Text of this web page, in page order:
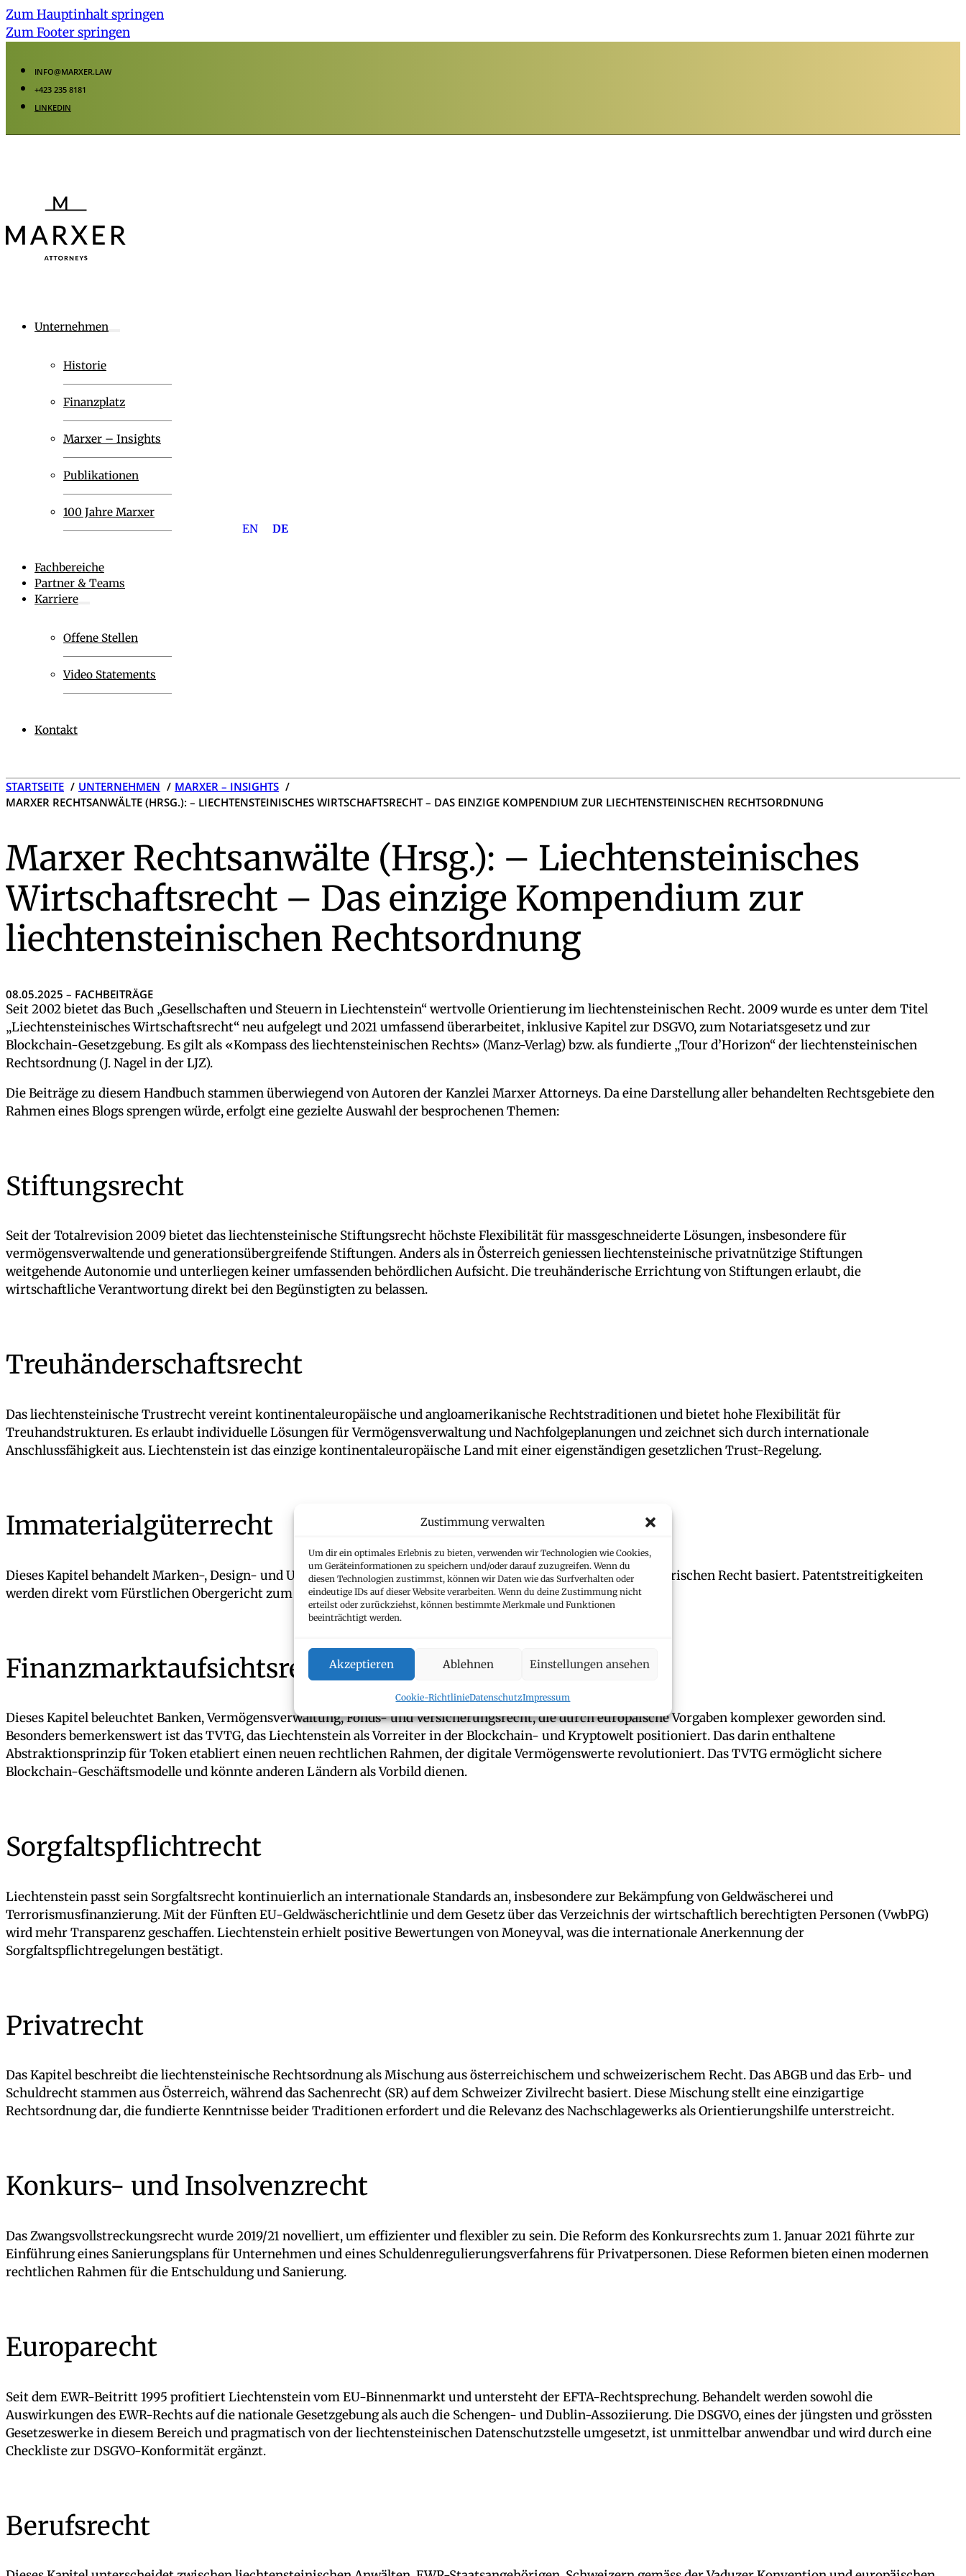
Zustimmung verwalten
Um dir ein optimales Erlebnis zu bieten, verwenden wir Technologien wie Cookies,
um Geräteinformationen zu speichern und/oder darauf zuzugreifen. Wenn du
diesen Technologien zustimmst, können wir Daten wie das Surfverhalten oder
eindeutige IDs auf dieser Website verarbeiten. Wenn du deine Zustimmung nicht
erteilst oder zurückziehst, können bestimmte Merkmale und Funktionen
beeinträchtigt werden.
Akzeptieren Ablehnen Einstellungen ansehen
Cookie-RichtlinieDatenschutzImpressum
Zum Hauptinhalt springen
Zum Footer springen
INFO@MARXER.LAW
+423 235 8181
LINKEDIN
Unternehmen
Historie
Finanzplatz
Marxer – Insights
Publikationen
100 Jahre Marxer
Fachbereiche
Partner & Teams
Karriere
Offene Stellen
Video Statements
Kontakt
EN DE
STARTSEITE UNTERNEHMEN
MARXER – INSIGHTS
MARXER RECHTSANWÄLTE (HRSG.): – LIECHTENSTEINISCHES WIRTSCHAFTSRECHT – DAS EINZIGE KOMPENDIUM ZUR LIECHTENSTEINISCHEN RECHTSORDNUNG
Marxer Rechtsanwälte (Hrsg.): – Liechtensteinisches
Wirtschaftsrecht – Das einzige Kompendium zur
liechtensteinischen Rechtsordnung
08.05.2025 – FACHBEITRÄGE
Seit 2002 bietet das Buch „Gesellschaften und Steuern in Liechtenstein“ wertvolle Orientierung im liechtensteinischen Recht. 2009 wurde es unter dem Titel
„Liechtensteinisches Wirtschaftsrecht“ neu aufgelegt und 2021 umfassend überarbeitet, inklusive Kapitel zur DSGVO, zum Notariatsgesetz und zur
Blockchain-Gesetzgebung. Es gilt als «Kompass des liechtensteinischen Rechts» (Manz-Verlag) bzw. als fundierte „Tour d’Horizon“ der liechtensteinischen
Rechtsordnung (J. Nagel in der LJZ).
Die Beiträge zu diesem Handbuch stammen überwiegend von Autoren der Kanzlei Marxer Attorneys. Da eine Darstellung aller behandelten Rechtsgebiete den
Rahmen eines Blogs sprengen würde, erfolgt eine gezielte Auswahl der besprochenen Themen:
Stiftungsrecht
Seit der Totalrevision 2009 bietet das liechtensteinische Stiftungsrecht höchste Flexibilität für massgeschneiderte Lösungen, insbesondere für
vermögensverwaltende und generationsübergreifende Stiftungen. Anders als in Österreich geniessen liechtensteinische privatnützige Stiftungen
weitgehende Autonomie und unterliegen keiner umfassenden behördlichen Aufsicht. Die treuhänderische Errichtung von Stiftungen erlaubt, die
wirtschaftliche Verantwortung direkt bei den Begünstigten zu belassen.
Treuhänderschaftsrecht
Das liechtensteinische Trustrecht vereint kontinentaleuropäische und angloamerikanische Rechtstraditionen und bietet hohe Flexibilität für
Treuhandstrukturen. Es erlaubt individuelle Lösungen für Vermögensverwaltung und Nachfolgeplanungen und zeichnet sich durch internationale
Anschlussfähigkeit aus. Liechtenstein ist das einzige kontinentaleuropäische Land mit einer eigenständigen gesetzlichen Trust-Regelung.
Immaterialgüterrecht
Dieses Kapitel behandelt Marken-, Design- und Urheberrecht in Liechtenstein, das weitgehend auf dem schweizerischen Recht basiert. Patentstreitigkeiten
werden direkt vom Fürstlichen Obergericht zum Schweizerischen Bundesgericht weitergeleitet.
Finanzmarktaufsichtsrecht
Dieses Kapitel beleuchtet Banken, Vermögensverwaltung, Fonds- und Versicherungsrecht, die durch europäische Vorgaben komplexer geworden sind.
Besonders bemerkenswert ist das TVTG, das Liechtenstein als Vorreiter in der Blockchain- und Kryptowelt positioniert. Das darin enthaltene
Abstraktionsprinzip für Token etabliert einen neuen rechtlichen Rahmen, der digitale Vermögenswerte revolutioniert. Das TVTG ermöglicht sichere
Blockchain-Geschäftsmodelle und könnte anderen Ländern als Vorbild dienen.
Sorgfaltspflichtrecht
Liechtenstein passt sein Sorgfaltsrecht kontinuierlich an internationale Standards an, insbesondere zur Bekämpfung von Geldwäscherei und
Terrorismusfinanzierung. Mit der Fünften EU-Geldwäscherichtlinie und dem Gesetz über das Verzeichnis der wirtschaftlich berechtigten Personen (VwbPG)
wird mehr Transparenz geschaffen. Liechtenstein erhielt positive Bewertungen von Moneyval, was die internationale Anerkennung der
Sorgfaltspflichtregelungen bestätigt.
Privatrecht
Das Kapitel beschreibt die liechtensteinische Rechtsordnung als Mischung aus österreichischem und schweizerischem Recht. Das ABGB und das Erb- und
Schuldrecht stammen aus Österreich, während das Sachenrecht (SR) auf dem Schweizer Zivilrecht basiert. Diese Mischung stellt eine einzigartige
Rechtsordnung dar, die fundierte Kenntnisse beider Traditionen erfordert und die Relevanz des Nachschlagewerks als Orientierungshilfe unterstreicht.
Konkurs- und Insolvenzrecht
Das Zwangsvollstreckungsrecht wurde 2019/21 novelliert, um effizienter und flexibler zu sein. Die Reform des Konkursrechts zum 1. Januar 2021 führte zur
Einführung eines Sanierungsplans für Unternehmen und eines Schuldenregulierungsverfahrens für Privatpersonen. Diese Reformen bieten einen modernen
rechtlichen Rahmen für die Entschuldung und Sanierung.
Europarecht
Seit dem EWR-Beitritt 1995 profitiert Liechtenstein vom EU-Binnenmarkt und untersteht der EFTA-Rechtsprechung. Behandelt werden sowohl die
Auswirkungen des EWR-Rechts auf die nationale Gesetzgebung als auch die Schengen- und Dublin-Assoziierung. Die DSGVO, eines der jüngsten und grössten
Gesetzeswerke in diesem Bereich und pragmatisch von der liechtensteinischen Datenschutzstelle umgesetzt, ist unmittelbar anwendbar und wird durch eine
Checkliste zur DSGVO-Konformität ergänzt.
Berufsrecht